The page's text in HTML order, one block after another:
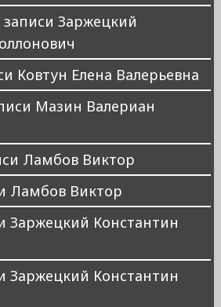
Заржецкий
Ковтун Елена Валерьевна
Мазин Валериан
Ламбов Виктор
Ламбов Виктор
Заржецкий Константин
Заржецкий Константин